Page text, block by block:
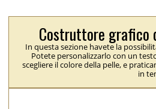
Costruttore
In questa sezione havete la
Potete personalizzarlo con un
scegliere il colore della pelle, e
in